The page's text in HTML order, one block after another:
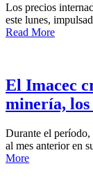
Los precios
este lunes,
Read More
El Imacec
minería, los
Durante el período,
al mes anterior en
More